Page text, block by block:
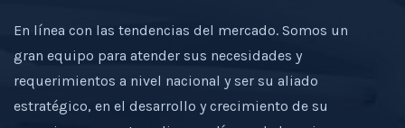
En línea con las tendencias del mercado. Somos un
gran equipo para atender sus necesidades y
requerimientos a nivel nacional y ser su aliado
estratégico, en el desarrollo y crecimiento de su